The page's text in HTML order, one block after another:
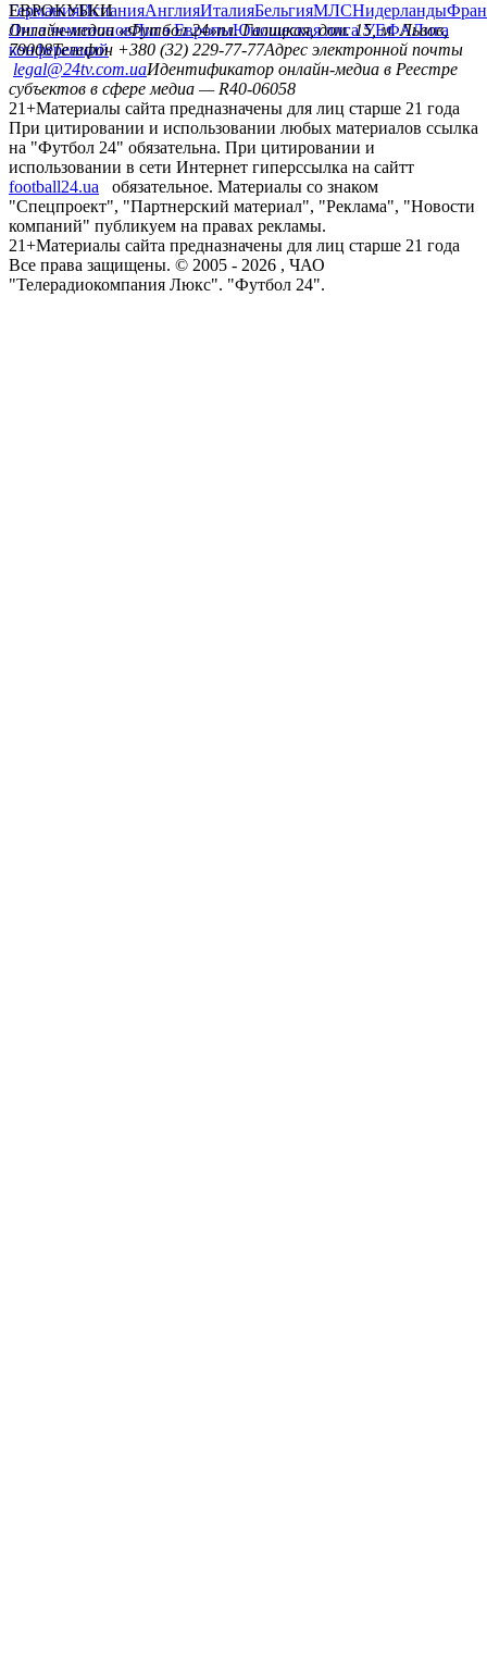
ГерманияИспанияАнглияИталияБельгияМЛСНидерланды
ЕВРОКУБКИ
Лига чемпионовЛига ЕвропыЮношеская лига УЕФАЛига
конференций
Онлайн-медиа «Футбол 24»пл. Галицкая, дом. 15, м. Львов,
79008Телефон +380 (32) 229-77-77Адрес электронной почты
legal@24tv.com.uaИдентификатор онлайн-медиа в Реестре
субъектов в сфере медиа — R40-06058
21+Материалы сайта предназначены для лиц старше 21 года
При цитировании и использовании любых материалов ссылка
на "Футбол 24" обязательна. При цитировании и
использовании в сети Интернет гиперссылка на сайтт
football24.ua
обязательное. Материалы со знаком
"Спецпроект", "Партнерский материал", "Реклама", "Новости
компаний" публикуем на правах рекламы.
21+Материалы сайта предназначены для лиц старше 21 года
Все права защищены. © 2005 - 2026 , ЧАО
"Телерадиокомпания Люкс". "Футбол 24".